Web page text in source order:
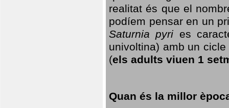
realitat és que el
podíem pensar en un
Saturnia pyri es
univoltina) amb un
(els adults viuen 1
Quan és la millor